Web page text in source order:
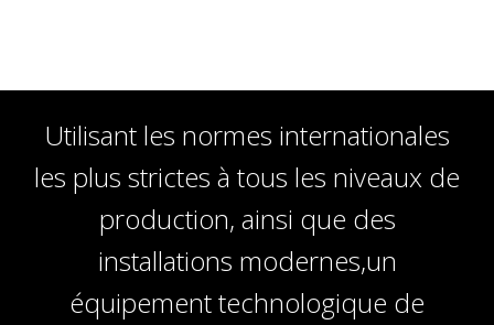
Utilisant les normes internationales
les plus strictes à tous les niveaux de
production, ainsi que des
installations modernes,un
équipement technologique de